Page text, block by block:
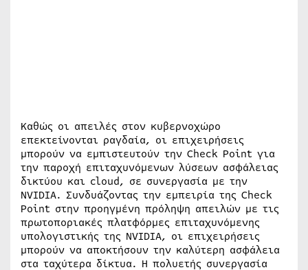
Καθώς οι απειλές στον κυβερνοχώρο
επεκτείνονται ραγδαία, οι επιχειρήσεις
μπορούν να εμπιστευτούν την Check Point για
την παροχή επιταχυνόμενων λύσεων ασφάλειας
δικτύου και cloud, σε συνεργασία με την
NVIDIA. Συνδυάζοντας την εμπειρία της Check
Point στην προηγμένη πρόληψη απειλών με τις
πρωτοποριακές πλατφόρμες επιταχυνόμενης
υπολογιστικής της NVIDIA, οι επιχειρήσεις
μπορούν να αποκτήσουν την καλύτερη ασφάλεια
στα ταχύτερα δίκτυα. Η πολυετής συνεργασία